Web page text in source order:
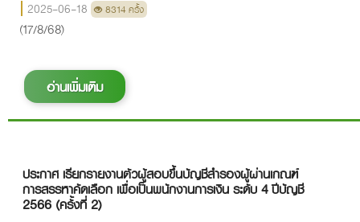
2025-06-18 8314 ครั้ง
(17/8/68)
อ่านเพิ่มเติม
ประกาศ เรียกรายงานตัวผู้สอบขึ้นบัญชีสำรองผู้ผ่านเกณฑ์
การสรรหาคัดเลือก เพื่อเป็นพนักงานการเงิน ระดับ 4 ปีบัญชี
2566 (ครั้งที่ 2)